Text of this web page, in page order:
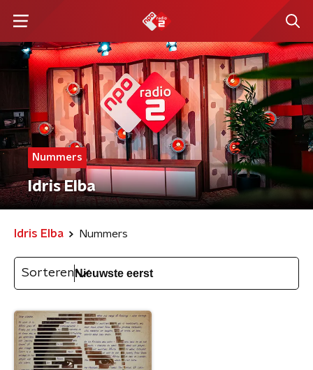
Nummers
Idris Elba
Idris Elba Nummers
Sorteren